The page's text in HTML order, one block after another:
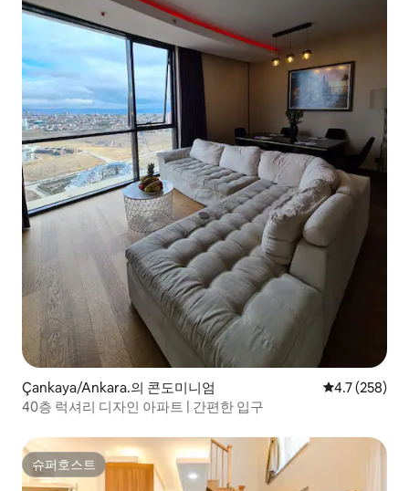
Çankaya/Ankara.의 콘도미니엄 평점 4.7점(5
4.7 (258)
40층 럭셔리 디자인 아파트 | 간편한 입구
슈퍼호스트
슈퍼호스트